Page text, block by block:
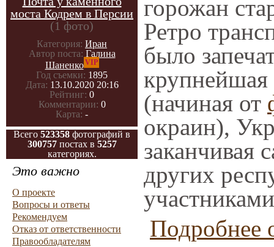
моста Кодрем в Персии
(1 фото)
Категория: Иран
Автор поста: Галина
ШаненкоVIP
Год съемки: 1895
Дата: 13.10.2020 20:16
Рейтинг: 0
Комментарии: 0
Карта: -
Всего 523358 фотографий в
300757постах в 5257
категориях.
Это важно
О проекте
Вопросы и ответы
Рекомендуем
Отказ от ответственности
Правообладателям
горожан
Ретро
было
крупнейшая
(начиная от
окраин),
заканчивая
других
Подробнее